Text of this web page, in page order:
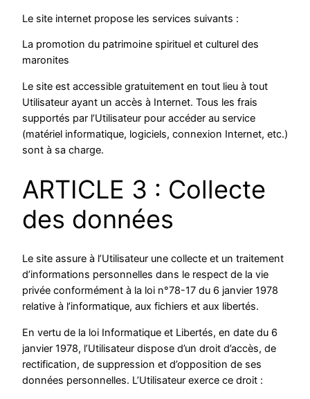
Le site internet propose les services suivants :
La promotion du patrimoine spirituel et culturel des
maronites
Le site est accessible gratuitement en tout lieu à tout
Utilisateur ayant un accès à Internet. Tous les frais
supportés par l’Utilisateur pour accéder au service
(matériel informatique, logiciels, connexion Internet, etc.)
sont à sa charge.
ARTICLE 3 : Collecte
des données
Le site assure à l’Utilisateur une collecte et un traitement
d’informations personnelles dans le respect de la vie
privée conformément à la loi n°78-17 du 6 janvier 1978
relative à l’informatique, aux fichiers et aux libertés.
En vertu de la loi Informatique et Libertés, en date du 6
janvier 1978, l’Utilisateur dispose d’un droit d’accès, de
rectification, de suppression et d’opposition de ses
données personnelles. L’Utilisateur exerce ce droit :